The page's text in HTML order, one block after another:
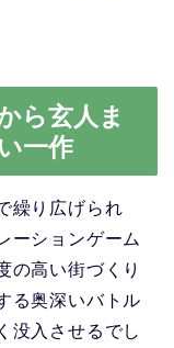
ら玄人ま
一作
繰り広げられ
ーションゲーム
の高い街づくり
る奥深いバトル
没入させるでし